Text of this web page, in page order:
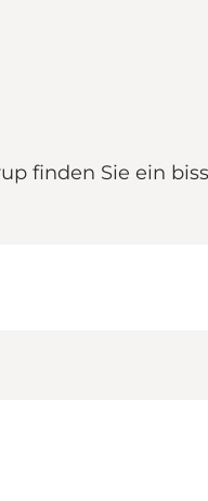
finden Sie ein